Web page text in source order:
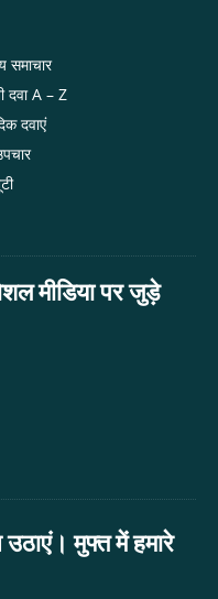
समाचार
दवा A – Z
दवाएं
मीडिया पर जुड़े
मुफ्त में हमारे